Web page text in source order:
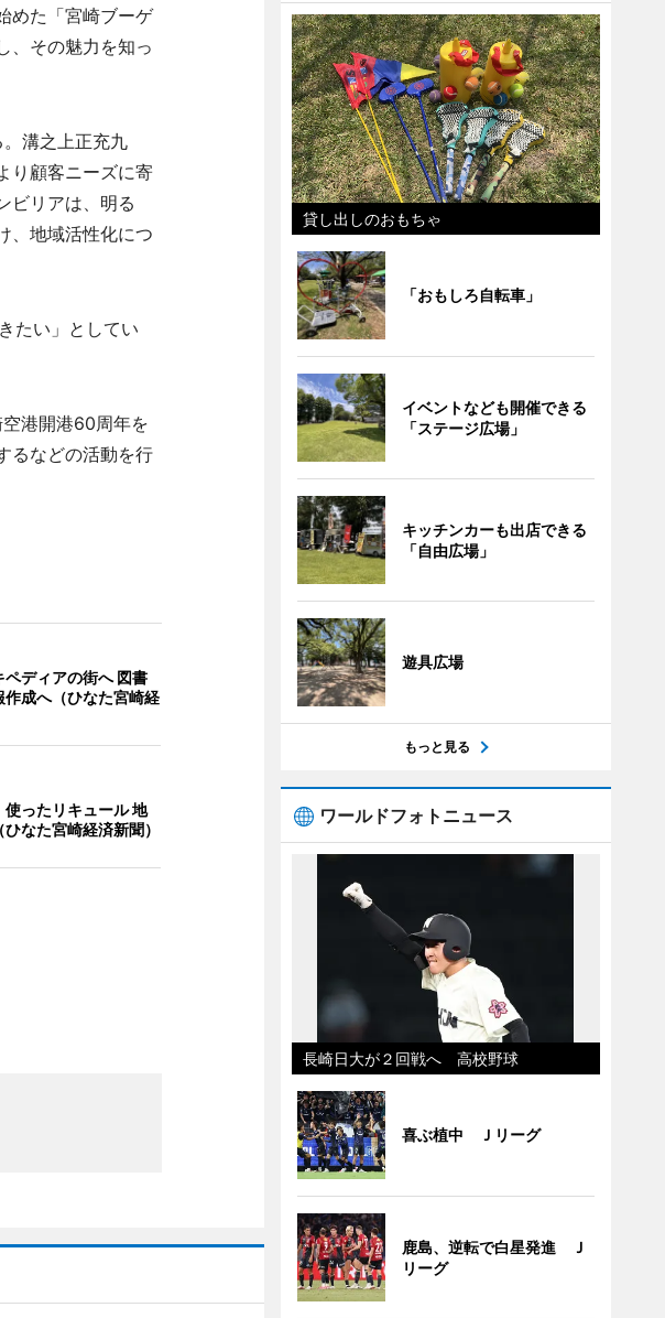
めた「宮崎ブーゲ
、その魅力を知っ
溝之上正充九
り顧客ニーズに寄
ビリアは、明る
、地域活性化につ
たい」としてい
港開港60周年を
るなどの活動を行
ディアの街へ 図書
成へ（ひなた宮崎経
ったリキュール 地
なた宮崎経済新聞）
貸し出しのおもちゃ
「おもしろ自転車」
イベントなども開催できる
「ステージ広場」
キッチンカーも出店できる
「自由広場」
遊具広場
もっと見る
ワールドフォトニュース
長崎日大が２回戦へ 高校野球
喜ぶ植中 Ｊリーグ
鹿島、逆転で白星発進 Ｊ
リーグ